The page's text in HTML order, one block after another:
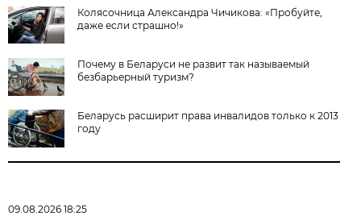
Колясочница Александра Чичикова: «Пробуйте,
даже если страшно!»
Почему в Беларуси не развит так называемый
безбарьерный туризм?
Беларусь расширит права инвалидов только к 2013
году
09.08.2026 18:25